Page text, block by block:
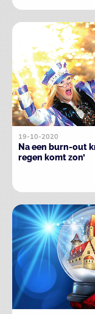
19-10-2020
Na een burn-out
regen komt zon’